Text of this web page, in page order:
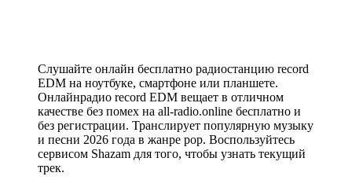
Слушайте онлайн бесплатно радиостанцию record
EDM на ноутбуке, смартфоне или планшете.
Онлайнрадио record EDM вещает в отличном
качестве без помех на all-radio.online бесплатно и
без регистрации. Транслирует популярную музыку
и песни 2026 года в жанре pop. Воспользуйтесь
сервисом Shazam для того, чтобы узнать текущий
трек.